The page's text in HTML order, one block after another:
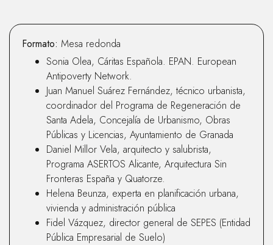
Formato: Mesa redonda
Sonia Olea, Cáritas Española. EPAN. European
Antipoverty Network.
Juan Manuel Suárez Fernández, técnico urbanista,
coordinador del Programa de Regeneración de
Santa Adela, Concejalía de Urbanismo, Obras
Públicas y Licencias, Ayuntamiento de Granada
Daniel Millor Vela, arquitecto y salubrista,
Programa ASERTOS Alicante, Arquitectura Sin
Fronteras España y Quatorze.
Helena Beunza, experta en planificación urbana,
vivienda y administración pública
Fidel Vázquez, director general de SEPES (Entidad
Pública Empresarial de Suelo)